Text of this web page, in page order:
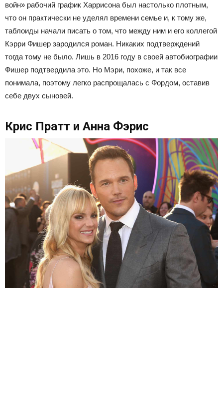
войн» рабочий график Харрисона был настолько плотным,
что он практически не уделял времени семье и, к тому же,
таблоиды начали писать о том, что между ним и его коллегой
Кэрри Фишер зародился роман. Никаких подтверждений
тогда тому не было. Лишь в 2016 году в своей автобиографии
Фишер подтвердила это. Но Мэри, похоже, и так все
понимала, поэтому легко распрощалась с Фордом, оставив
себе двух сыновей.
Крис Пратт и Анна Фэрис